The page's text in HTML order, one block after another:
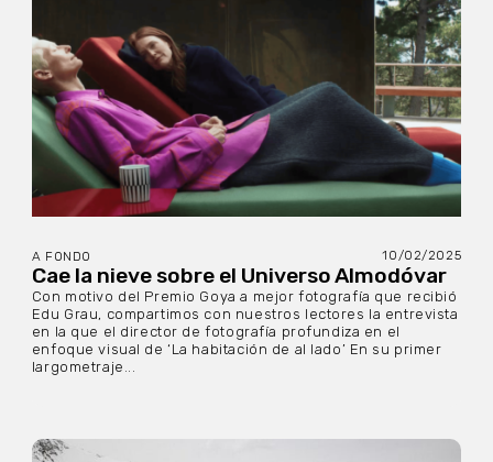
A FONDO 10/02/2025
Cae la nieve sobre el Universo Almodóvar
Con motivo del Premio Goya a mejor fotografía que recibió
Edu Grau, compartimos con nuestros lectores la entrevista
en la que el director de fotografía profundiza en el
enfoque visual de ‘La habitación de al lado’ En su primer
largometraje...